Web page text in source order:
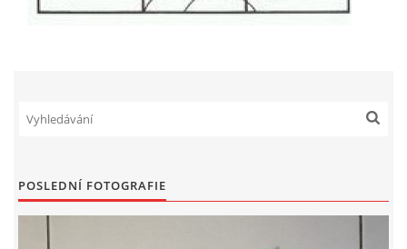
POSLEDNÍ FOTOGRAFIE